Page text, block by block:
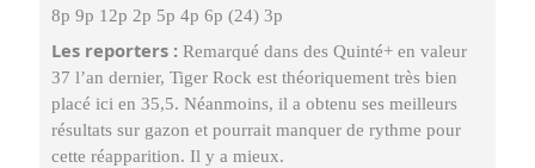
8p 9p 12p 2p 5p 4p 6p (24) 3p
Les reporters :Remarqué dans des Quinté+ en valeur
37 l’an dernier, Tiger Rock est théoriquement très bien
placé ici en 35,5. Néanmoins, il a obtenu ses meilleurs
résultats sur gazon et pourrait manquer de rythme pour
cette réapparition. Il y a mieux.